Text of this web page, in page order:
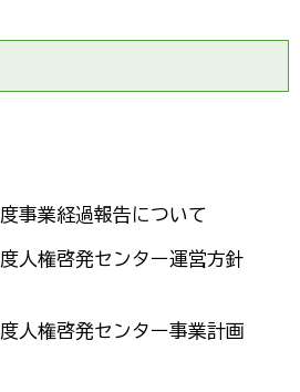
度事業経過報告について
度人権啓発センター運営方針
度人権啓発センター事業計画